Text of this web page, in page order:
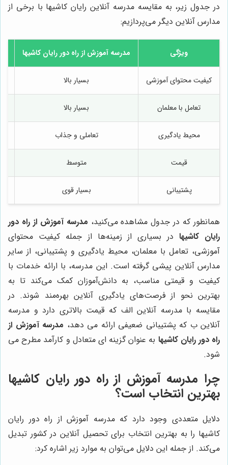
در جدول زیر، به مقایسه مدرسه آنلاین رایان کاشیها با برخی از
مدارس آنلاین دیگر می‌پردازیم:
ویژگی مدرسه آموزش از راه دور رایان کاشیها
کیفیت محتوای آموزشی بسیار بالا
تعامل با معلمان بسیار بالا
محیط یادگیری تعاملی و جذاب
قیمت متوسط
پشتیبانی بسیار قوی
همانطور که در جدول مشاهده می‌کنید، مدرسه آموزش از راه دور
رایان کاشیهادر بسیاری از زمینه‌ها از جمله کیفیت محتوای
آموزشی، تعامل با معلمان، محیط یادگیری و پشتیبانی، از سایر
مدارس آنلاین پیشی گرفته است. این مدرسه، با ارائه خدمات با
کیفیت و قیمتی مناسب، به دانش‌آموزان کمک می‌کند تا به
بهترین نحو از فرصت‌های یادگیری آنلاین بهره‌مند شوند. در
مقایسه با مدرسه آنلاین الف که قیمت بالاتری دارد و مدرسه
آنلاین ب که پشتیبانی ضعیفی ارائه می دهد، مدرسه آموزش از
راه دور رایان کاشیها به عنوان گزینه ای متعادل و کارآمد مطرح می
شود.
چرا مدرسه آموزش از راه دور رایان کاشیها
بهترین انتخاب است؟
دلایل متعددی وجود دارد که مدرسه آموزش از راه دور رایان
کاشیها را به بهترین انتخاب برای تحصیل آنلاین در کشور تبدیل
می‌کند. از جمله این دلایل می‌توان به موارد زیر اشاره کرد: